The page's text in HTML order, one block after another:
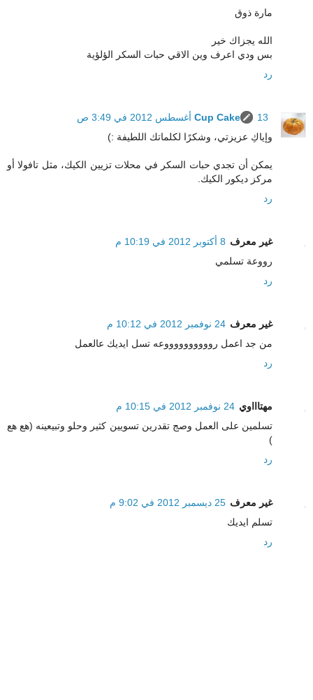
مارة ذوق
الله يجزاك خير
بس ودي اعرف وين الاقي حبات السكر الؤلؤية
رد
Cup Cake
13 أغسطس 2012 في 3:49 ص
وإياكِ عزيزتي، وشكرًا لكلماتك اللطيفة :)
يمكن أن تجدي حبات السكر في محلات تزيين الكيك، مثل تافولا أو
مركز ديكور الكيك.
رد
غير معرف 8 أكتوبر 2012 في 10:19 م
رووعة تسلمي
رد
غير معرف 24 نوفمبر 2012 في 10:12 م
من جد اعمل رووووووووووعه تسل ايديك عالعمل
رد
مهتاااوي 24 نوفمبر 2012 في 10:15 م
تسلمين على العمل وصج تقدرين تسويين كثير وحلو وتبيعينه (هع هع
)
رد
غير معرف 25 ديسمبر 2012 في 9:02 م
تسلم ايديك
رد